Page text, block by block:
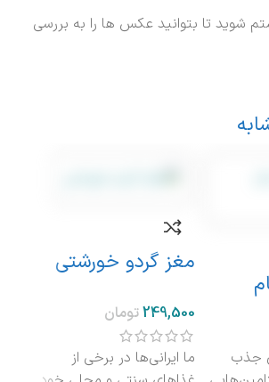
شوید تا بتوانید عکس ها را به بررسی
جذب
مغز گردو خورشتی
تومان
ما ایرانی‌ها در برخی از